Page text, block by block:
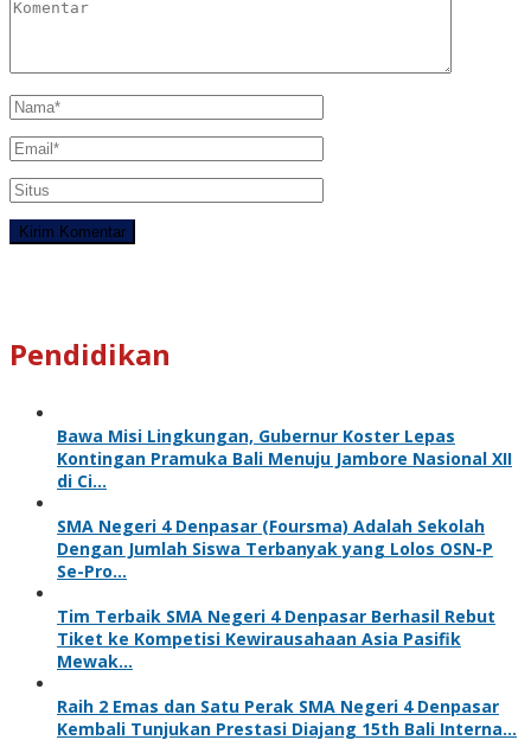
Pendidikan
Bawa Misi Lingkungan, Gubernur Koster Lepas
Kontingan Pramuka Bali Menuju Jambore Nasional XII
di Ci…
SMA Negeri 4 Denpasar (Foursma) Adalah Sekolah
Dengan Jumlah Siswa Terbanyak yang Lolos OSN-P
Se-Pro…
Tim Terbaik SMA Negeri 4 Denpasar Berhasil Rebut
Tiket ke Kompetisi Kewirausahaan Asia Pasifik
Mewak…
Raih 2 Emas dan Satu Perak SMA Negeri 4 Denpasar
Kembali Tunjukan Prestasi Diajang 15th Bali Interna…